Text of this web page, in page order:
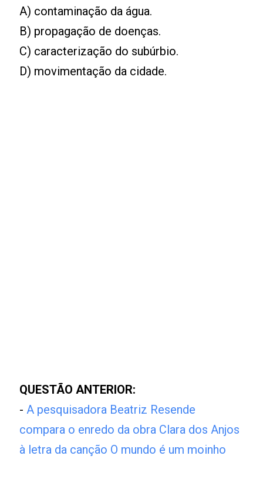
A) contaminação da água.
B) propagação de doenças.
C) caracterização do subúrbio.
D) movimentação da cidade.
QUESTÃO ANTERIOR:
-A pesquisadora Beatriz Resende
compara o enredo da obra Clara dos Anjos
à letra da canção O mundo é um moinho